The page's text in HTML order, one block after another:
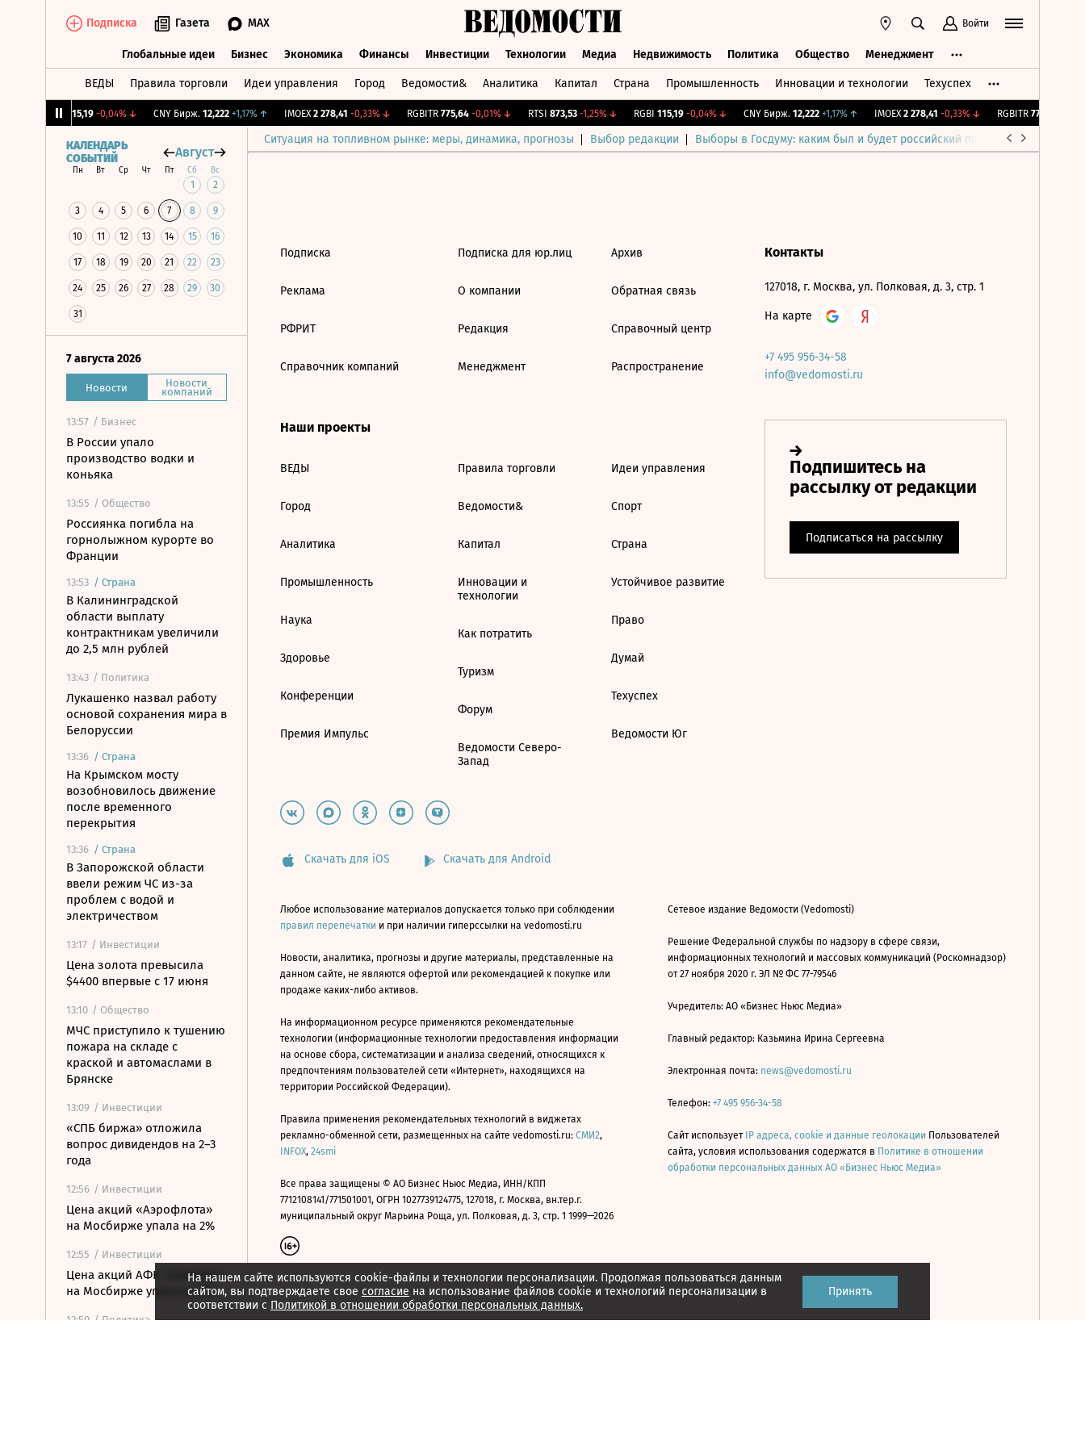
Подписка Газета MAX Войти
Глобальные идеи Бизнес Экономика Финансы Инвестиции Технологии Медиа Недвижимость Политика Общество Менеджмент
ВЕДЫ Правила торговли Идеи управления Город Ведомости& Аналитика Капитал Страна Промышленность Инновации и технологии Техуспех
115,19 -0,04%↓ CNY Бирж. 12,222 +1,17%↑ IMOEX 2 278,41 -0,33%↓ RGBITR 775,64 -0,01%↓ RTSI 873,53 -1,25%↓ RGBI 115,19 -0,04%↓ CNY Бирж. 12,222 +1,17%↑ IMOEX 2 278,41 -0,33%↓ RGBITR 775,64
Ситуация на топливном рынке: меры, динамика, прогнозы Выбор редакции Выборы в Госдуму: каким был и будет российский парламент
КАЛЕНДАРЬ
СОБЫТИЙ
Август
Пн Вт Ср Чт Пт Сб Вс
1 2
3 4 5 6 7 8 9
10 11 12 13 14 15 16
17 18 19 20 21 22 23
24 25 26 27 28 29 30
31
7 августа 2026
Новости Новости
компаний
13:57 / Бизнес
В России упало
производство водки и
коньяка
13:55 / Общество
Россиянка погибла на
горнолыжном курорте во
Франции
13:53 / Страна
В Калининградской
области выплату
контрактникам увеличили
до 2,5 млн рублей
13:43 / Политика
Лукашенко назвал работу
основой сохранения мира в
Белоруссии
13:36 / Страна
На Крымском мосту
возобновилось движение
после временного
перекрытия
13:36 / Страна
В Запорожской области
ввели режим ЧС из-за
проблем с водой и
электричеством
13:17 / Инвестиции
Цена золота превысила
$4400 впервые с 17 июня
13:10 / Общество
МЧС приступило к тушению
пожара на складе с
краской и автомаслами в
Брянске
13:09 / Инвестиции
«СПБ биржа» отложила
вопрос дивидендов на 2–3
года
12:56 / Инвестиции
Цена акций «Аэрофлота»
на Мосбирже упала на 2%
12:55 / Инвестиции
Цена акций АФК «Система»
на Мосбирже упала на 2%
12:50 / Политика
На нашем сайте используются cookie-файлы и технологии персонализации. Продолжая пользоваться данным
сайтом, вы подтверждаете свое согласие на использование файлов cookie и технологий персонализации в
соответствии с Политикой в отношении обработки персональных данных.
Принять
Подписка
Реклама
РФРИТ
Справочник компаний
Подписка для юр.лиц
О компании
Редакция
Менеджмент
Архив
Обратная связь
Справочный центр
Распространение
Наши проекты
ВЕДЫ
Город
Аналитика
Промышленность
Наука
Здоровье
Конференции
Премия Импульс
Правила торговли
Ведомости&
Капитал
Инновации и
технологии
Как потратить
Туризм
Форум
Ведомости Северо-
Запад
Идеи управления
Спорт
Страна
Устойчивое развитие
Право
Думай
Техуспех
Ведомости Юг
Контакты
127018, г. Москва, ул. Полковая, д. 3, стр. 1
На карте
+7 495 956-34-58
info@vedomosti.ru
Скачать для iOS Скачать для Android
Любое использование материалов допускается только при соблюдении
правил перепечатки и при наличии гиперссылки на vedomosti.ru
Новости, аналитика, прогнозы и другие материалы, представленные на
данном сайте, не являются офертой или рекомендацией к покупке или
продаже каких-либо активов.
На информационном ресурсе применяются рекомендательные
технологии (информационные технологии предоставления информации
на основе сбора, систематизации и анализа сведений, относящихся к
предпочтениям пользователей сети «Интернет», находящихся на
территории Российской Федерации).
Правила применения рекомендательных технологий в виджетах
рекламно-обменной сети, размещенных на сайте vedomosti.ru: СМИ2,
INFOX, 24smi
Все права защищены © АО Бизнес Ньюс Медиа, ИНН/КПП
7712108141/771501001, ОГРН 1027739124775, 127018, г. Москва, вн.тер.г.
муниципальный округ Марьина Роща, ул. Полковая, д. 3, стр. 1 1999—2026
Сетевое издание Ведомости (Vedomosti)
Решение Федеральной службы по надзору в сфере связи,
информационных технологий и массовых коммуникаций (Роскомнадзор)
от 27 ноября 2020 г. ЭЛ № ФС 77-79546
Учредитель: АО «Бизнес Ньюс Медиа»
Главный редактор: Казьмина Ирина Сергеевна
Электронная почта: news@vedomosti.ru
Телефон: +7 495 956-34-58
Сайт использует IP адреса, cookie и данные геолокации Пользователей
сайта, условия использования содержатся в Политике в отношении
обработки персональных данных АО «Бизнес Ньюс Медиа»